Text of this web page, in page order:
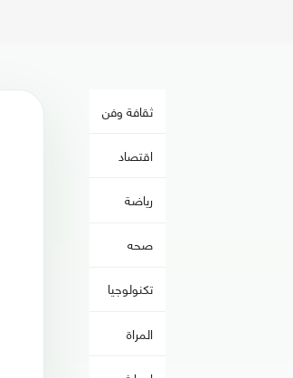
ثقافة وفن
اقتصاد
رياضة
صحه
تكنولوجيا
المراة